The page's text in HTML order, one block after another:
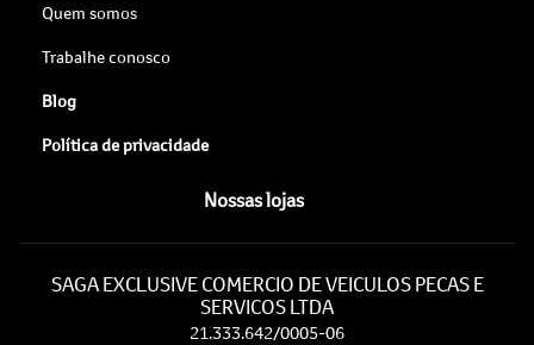
Quem somos
Trabalhe conosco
Blog
Política de privacidade
Nossas lojas
SAGA EXCLUSIVE COMERCIO DE VEICULOS PECAS E
SERVICOS LTDA
21.333.642/0005-06